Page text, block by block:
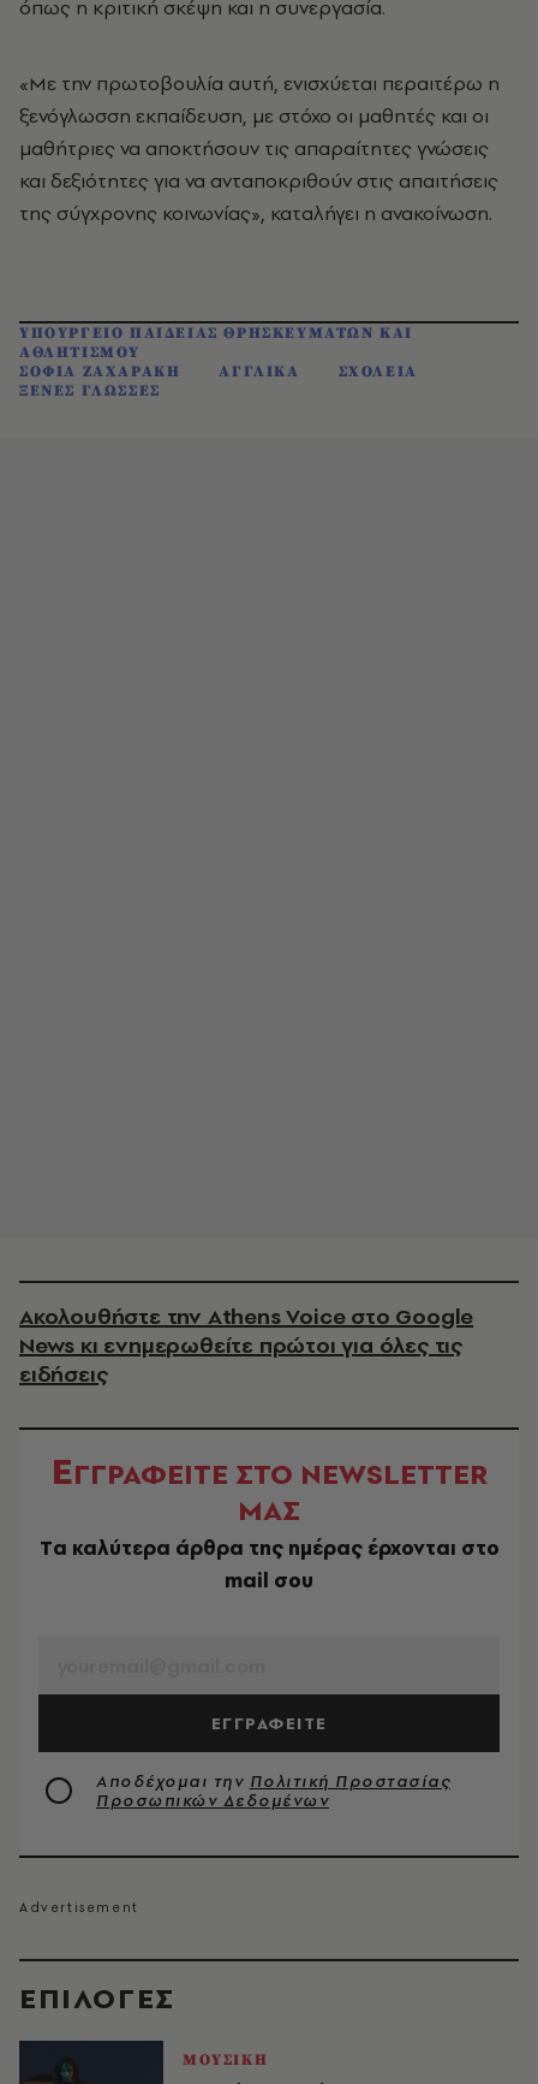
EΠΙΛΟΓΈΣ
ΜΟΥΣΙΚΗ
όπως η κριτική σκέψη και η συνεργασία.
«Με την πρωτοβουλία αυτή, ενισχύεται περαιτέρω η
ξενόγλωσση εκπαίδευση, με στόχο οι μαθητές και οι
μαθήτριες να αποκτήσουν τις απαραίτητες γνώσεις
και δεξιότητες για να ανταποκριθούν στις απαιτήσεις
της σύγχρονης κοινωνίας», καταλήγει η ανακοίνωση.
ΥΠΟΥΡΓΕΙΟ ΠΑΙΔΕΙΑΣ ΘΡΗΣΚΕΥΜΑΤΩΝ ΚΑΙ
ΑΘΛΗΤΙΣΜΟΥ
ΣΟΦΙΑ ΖΑΧΑΡΑΚΗ
ΑΓΓΛΙΚΑ
ΣΧΟΛΕΙΑ
ΞΕΝΕΣ ΓΛΩΣΣΕΣ
Ακολουθήστε την Athens Voice στο Google
News κι ενημερωθείτε πρώτοι για όλες τις
ειδήσεις
ΕΓΓΡΑΦΕΙΤΕ ΣΤΟ NEWSLETTER
ΜΑΣ
Tα καλύτερα άρθρα της ημέρας έρχονται στο
mail σου
ΕΓΓΡΑΦΕΙΤΕ
Αποδέχομαι την Πολιτική Προστασίας
Προσωπικών Δεδομένων